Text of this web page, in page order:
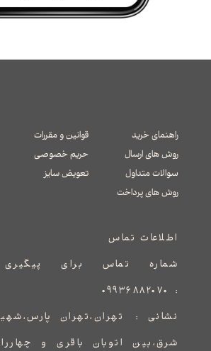
راهنمای خرید
روش های ارسال
سوالات متداول
​​​​​​​روش های پرداخت
قوانین و مقررات
حریم خصوصی
تعویض سایز
اطلاعات تماس
شماره تماس برای پیگیری
: ۰۹۹۳۶۸۸۲۰۷۰
نشانی : ​​​​​​​​​​​​​​تهران،تهران
شرق،بین اتوبان باقری و